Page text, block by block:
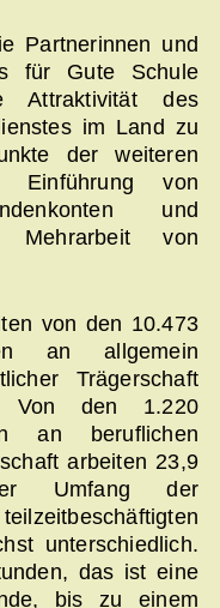
Partnerinnen und
für Gute Schule
Attraktivität des
im Land zu
der weiteren
Einführung von
und
Mehrarbeit von
von den 10.473
an allgemein
Trägerschaft
Von den 1.220
an beruflichen
arbeiten 23,9
Umfang der
unterschiedlich.
das ist eine
bis zu einem